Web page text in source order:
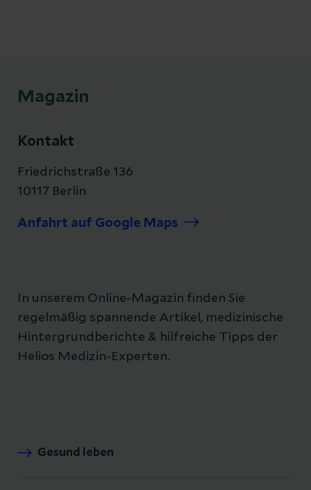
Magazin
Kontakt
Friedrichstraße 136
10117 Berlin
Anfahrt auf Google Maps
In unserem Online-Magazin finden Sie
regelmäßig spannende Artikel, medizinische
Hintergrundberichte & hilfreiche Tipps der
Helios Medizin-Experten.
Gesund leben